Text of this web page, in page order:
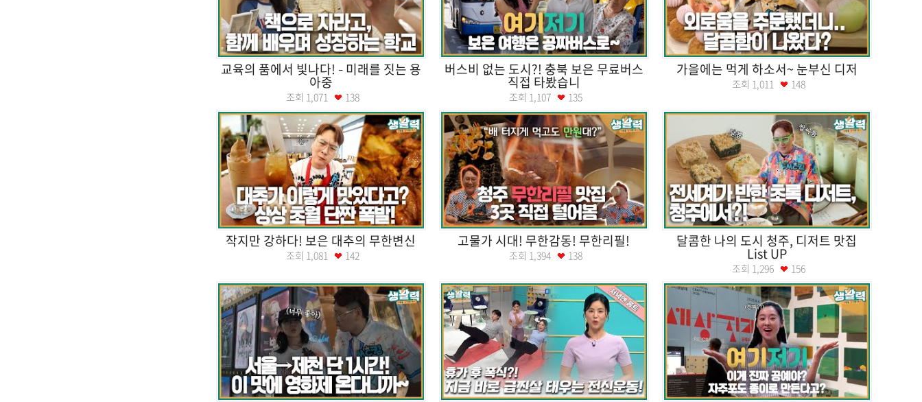
교육의 품에서 빛나다! – 미래를 짓는 용
아중
조회 1,071 138
버스비 없는 도시?! 충북 보은 무료버스
직접 타봤습니
조회 1,107 135
가을에는 먹게 하소서~ 눈부신 디저
조회 1,011 148
작지만 강하다! 보은 대추의 무한변신
조회 1,081 142
고물가 시대! 무한감동! 무한리필!
조회 1,394 138
달콤한 나의 도시 청주, 디저트 맛집
List UP
조회 1,296 156